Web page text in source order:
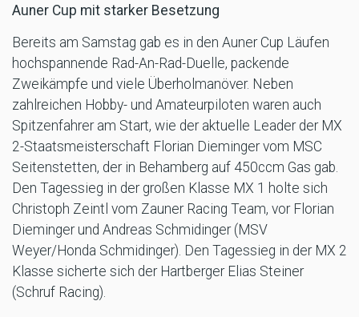
Auner Cup mit starker Besetzung
Bereits am Samstag gab es in den Auner Cup Läufen
hochspannende Rad-An-Rad-Duelle, packende
Zweikämpfe und viele Überholmanöver. Neben
zahlreichen Hobby- und Amateurpiloten waren auch
Spitzenfahrer am Start, wie der aktuelle Leader der MX
2-Staatsmeisterschaft Florian Dieminger vom MSC
Seitenstetten, der in Behamberg auf 450ccm Gas gab.
Den Tagessieg in der großen Klasse MX 1 holte sich
Christoph Zeintl vom Zauner Racing Team, vor Florian
Dieminger und Andreas Schmidinger (MSV
Weyer/Honda Schmidinger). Den Tagessieg in der MX 2
Klasse sicherte sich der Hartberger Elias Steiner
(Schruf Racing).